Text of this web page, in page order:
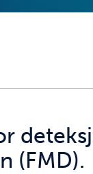
(FMD).